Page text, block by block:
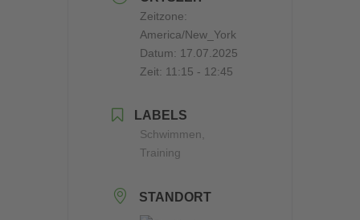
Zeitzone:
America/New_York
Datum: 17.07.2025
Zeit: 11:15 - 12:45
LABELS
Schwimmen,
Training
STANDORT